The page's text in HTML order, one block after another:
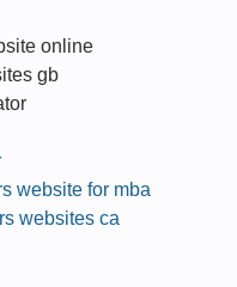
online
gb
website for mba
websites ca